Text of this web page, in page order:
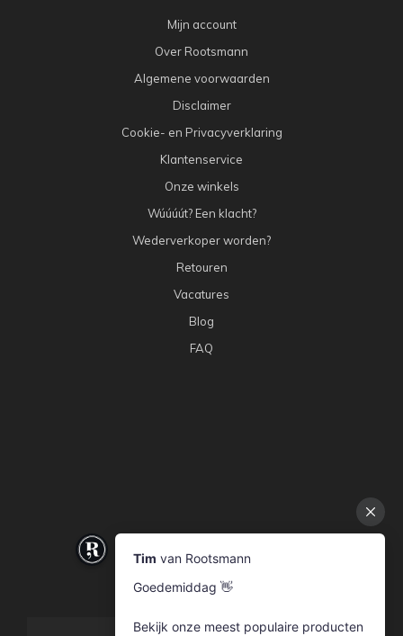
Mijn account
Over Rootsmann
Algemene voorwaarden
Disclaimer
Cookie- en Privacyverklaring
Klantenservice
Onze winkels
Wúúúút? Een klacht?
Wederverkoper worden?
Retouren
Vacatures
Blog
FAQ